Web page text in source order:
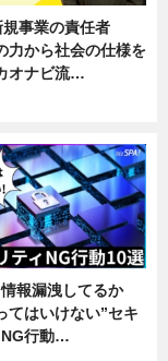
事業の責任者
力から社会の仕様を
オナビ流…
報漏洩してるか
てはいけない”セキ
NG行動…